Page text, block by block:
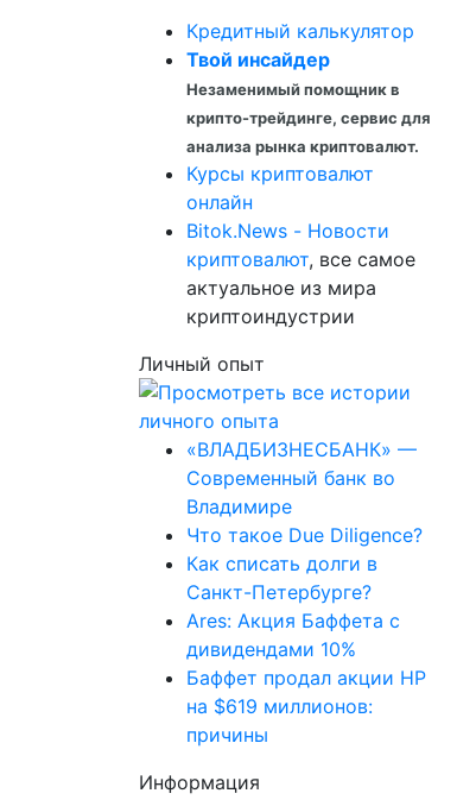
Кредитный калькулятор
Твой инсайдер
Незаменимый помощник в
крипто-трейдинге, сервис для
анализа рынка криптовалют.
Курсы криптовалют
онлайн
Bitok.News - Новости
криптовалют, все самое
актуальное из мира
криптоиндустрии
Личный опыт
«ВЛАДБИЗНЕСБАНК» —
Современный банк во
Владимире
Что такое Due Diligence?
Как списать долги в
Санкт-Петербурге?
Ares: Акция Баффета с
дивидендами 10%
Баффет продал акции HP
на $619 миллионов:
причины
Информация